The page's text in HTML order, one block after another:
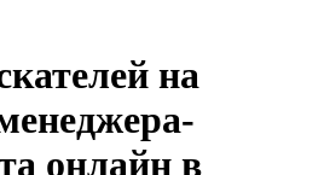
на
онлайн в